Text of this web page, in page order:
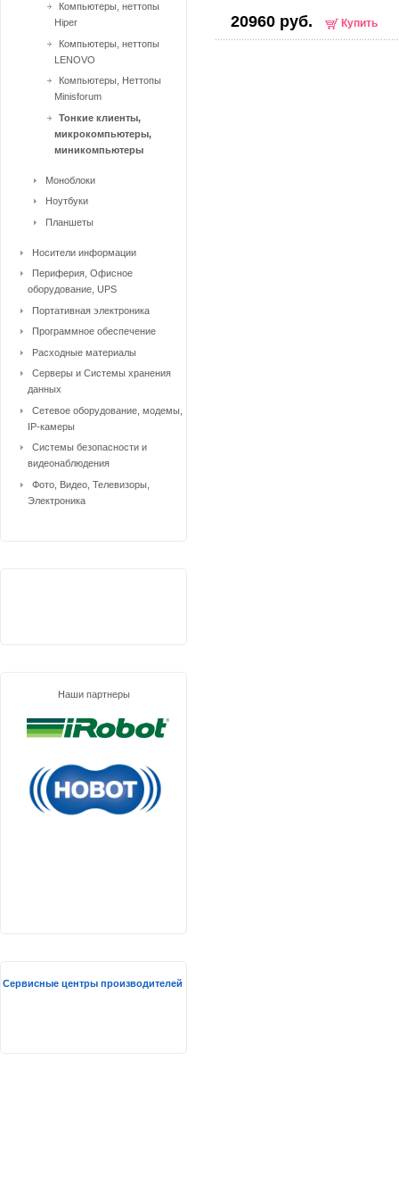
20960 руб. Купить
Компьютеры, неттопы
Hiper
Компьютеры, неттопы
LENOVO
Компьютеры, Неттопы
Minisforum
Тонкие клиенты,
микрокомпьютеры,
миникомпьютеры
Моноблоки
Ноутбуки
Планшеты
Носители информации
Периферия, Офисное
оборудование, UPS
Портативная электроника
Программное обеспечение
Расходные материалы
Серверы и Системы хранения
данных
Сетевое оборудование, модемы,
IP-камеры
Системы безопасности и
видеонаблюдения
Фото, Видео, Телевизоры,
Электроника
Наши партнеры
Сервисные центры производителей